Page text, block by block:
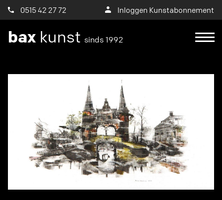
0515 42 27 72 Inloggen Kunstabonnement
bax kunst sinds 1992